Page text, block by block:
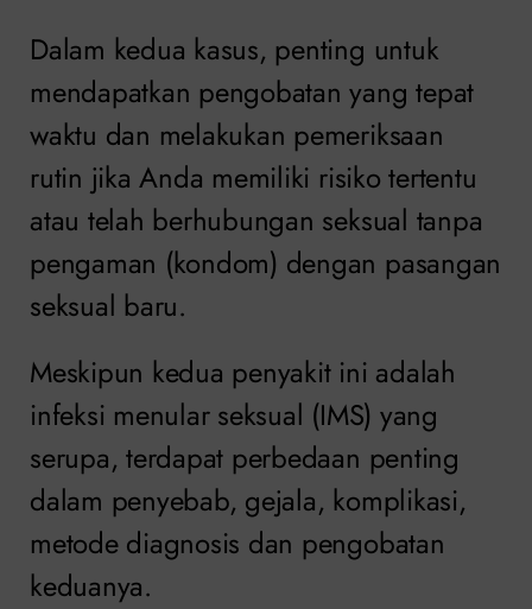
Dalam kedua kasus, penting untuk
mendapatkan pengobatan yang tepat
waktu dan melakukan pemeriksaan
rutin jika Anda memiliki risiko tertentu
atau telah berhubungan seksual tanpa
pengaman (kondom) dengan pasangan
seksual baru.
Meskipun kedua penyakit ini adalah
infeksi menular seksual (IMS) yang
serupa, terdapat perbedaan penting
dalam penyebab, gejala, komplikasi,
metode diagnosis dan pengobatan
keduanya.